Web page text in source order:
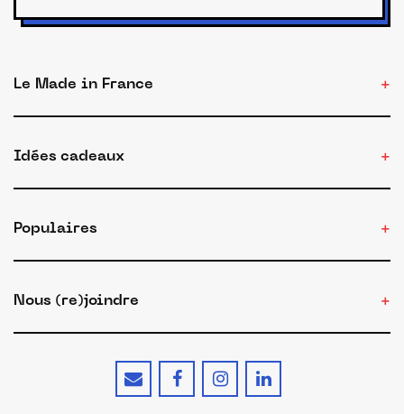
Le Made in France
Idées cadeaux
Populaires
Nous (re)joindre